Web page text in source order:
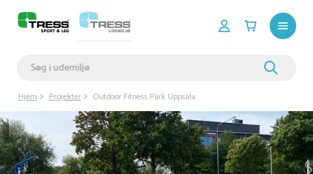
Hjem Projekter Outdoor Fitness Park Uppsala